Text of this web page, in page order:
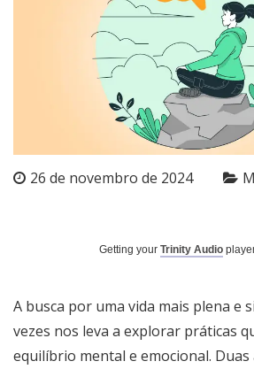
26 de novembro de 2024
Getting your Trinity Audio
A busca por uma vida mais plena e
vezes nos leva a explorar práticas
equilíbrio mental e emocional.